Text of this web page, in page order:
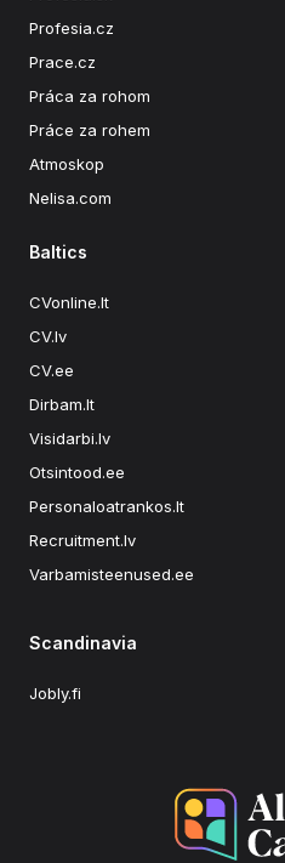
Profesia.cz
Prace.cz
Práca za rohom
Práce za rohem
Atmoskop
Nelisa.com
Baltics
CVonline.lt
CV.lv
CV.ee
Dirbam.lt
Visidarbi.lv
Otsintood.ee
Personaloatrankos.lt
Recruitment.lv
Varbamisteenused.ee
Scandinavia
Jobly.fi